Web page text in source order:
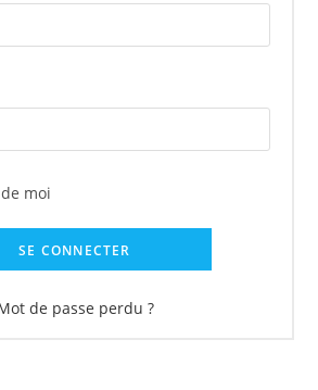
moi
SE CONNECTER
de passe perdu ?